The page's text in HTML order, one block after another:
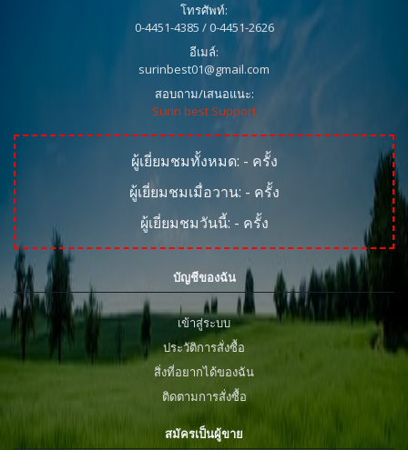
โทรศัพท์:
0-4451-4385 / 0-4451-2626
อีเมล์:
surinbest01@gmail.com
สอบถาม/เสนอแนะ:
Surin best Support
ผู้เยี่ยมชมทั้งหมด: - ครั้ง
ผู้เยี่ยมชมเมื่อวาน: - ครั้ง
ผู้เยี่ยมชมวันนี้: - ครั้ง
บัญชีของฉัน
เข้าสู่ระบบ
ประวัติการสั่งซื้อ
สิ่งที่อยากได้ของฉัน
ติดตามการสั่งซื้อ
สมัครเป็นผู้ขาย